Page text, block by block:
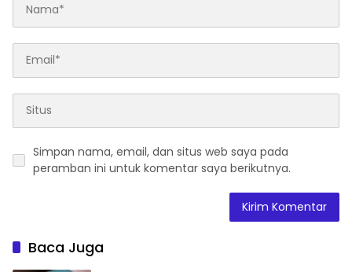
Simpan nama, email, dan situs web saya pada
peramban ini untuk komentar saya berikutnya.
Baca Juga